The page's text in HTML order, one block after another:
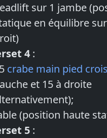
sur 1 jambe
en équilibre
4 :
crabe main pied
et 15 à droite
(position haute
5 :